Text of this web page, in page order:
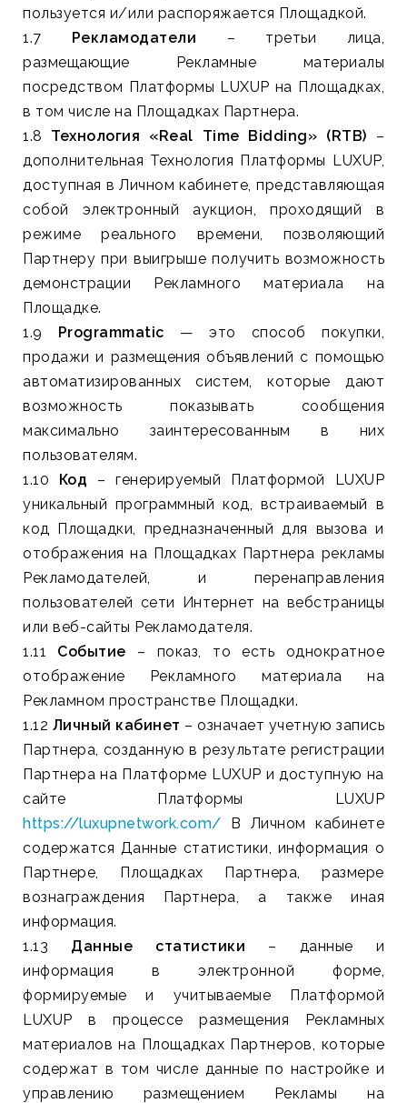
пользуется и/или распоряжается Площадкой.
1.7 Рекламодатели – третьи лица,
размещающие Рекламные материалы
посредством Платформы LUXUP на Площадках,
в том числе на Площадках Партнера.
1.8 Технология «Real Time Bidding» (RTB) –
дополнительная Технология Платформы LUXUP,
доступная в Личном кабинете, представляющая
собой электронный аукцион, проходящий в
режиме реального времени, позволяющий
Партнеру при выигрыше получить возможность
демонстрации Рекламного материала на
Площадке.
1.9 Programmatic — это способ покупки,
продажи и размещения объявлений с помощью
автоматизированных систем, которые дают
возможность показывать сообщения
максимально заинтересованным в них
пользователям.
1.10 Код – генерируемый Платформой LUXUP
уникальный программный код, встраиваемый в
код Площадки, предназначенный для вызова и
отображения на Площадках Партнера рекламы
Рекламодателей, и перенаправления
пользователей сети Интернет на вебстраницы
или веб-сайты Рекламодателя.
1.11 Событие – показ, то есть однократное
отображение Рекламного материала на
Рекламном пространстве Площадки.
1.12 Личный кабинет – означает учетную запись
Партнера, созданную в результате регистрации
Партнера на Платформе LUXUP и доступную на
сайте Платформы LUXUP
https://luxupnetwork.com/ В Личном кабинете
содержатся Данные статистики, информация о
Партнере, Площадках Партнера, размере
вознаграждения Партнера, а также иная
информация.
1.13 Данные статистики – данные и
информация в электронной форме,
формируемые и учитываемые Платформой
LUXUP в процессе размещения Рекламных
материалов на Площадках Партнеров, которые
содержат в том числе данные по настройке и
управлению размещением Рекламы на